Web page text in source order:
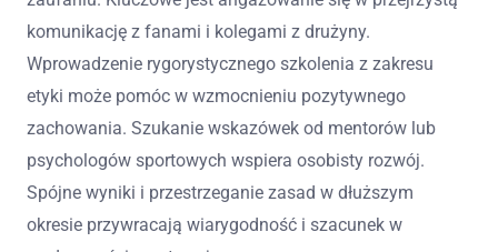
komunikację z fanami i kolegami z drużyny.
Wprowadzenie rygorystycznego szkolenia z zakresu
etyki może pomóc w wzmocnieniu pozytywnego
zachowania. Szukanie wskazówek od mentorów lub
psychologów sportowych wspiera osobisty rozwój.
Spójne wyniki i przestrzeganie zasad w dłuższym
okresie przywracają wiarygodność i szacunek w